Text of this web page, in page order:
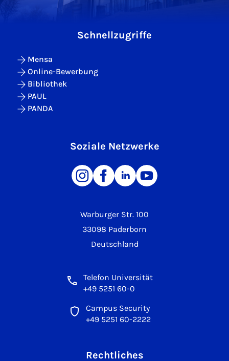
Warburger Str. 100
33098 Paderborn
Deutschland
Telefon Universität
+49 5251 60-0
Campus Security
+49 5251 60-2222
Schnellzugriffe
Mensa
Online-Bewerbung
Bibliothek
PAUL
PANDA
Soziale Netzwerke
Rechtliches